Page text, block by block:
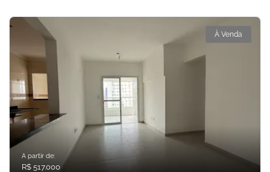
À Venda
A partir de:
R$ 517.000